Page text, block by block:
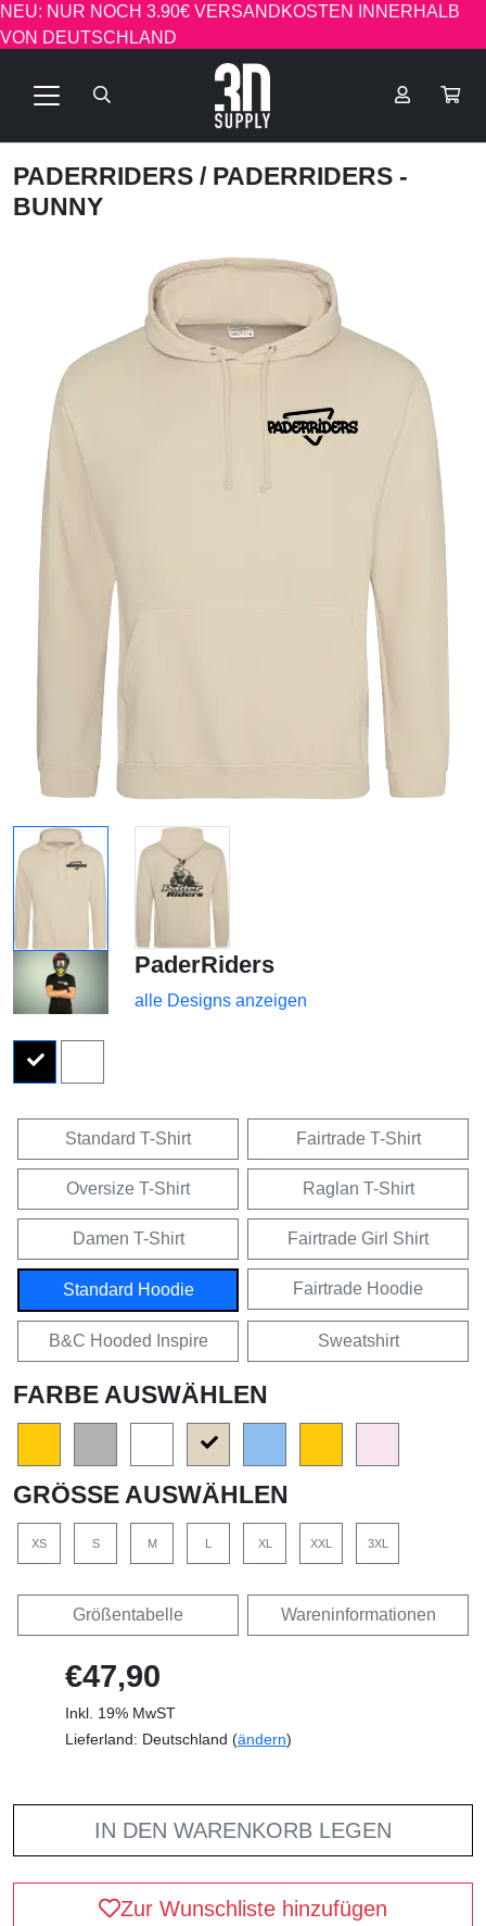
NEU: NUR NOCH 3.90€ VERSANDKOSTEN INNERHALB
VON DEUTSCHLAND
PADERRIDERS / PADERRIDERS -
BUNNY
PaderRiders
alle Designs anzeigen
Standard T-Shirt Fairtrade T-Shirt
Oversize T-Shirt Raglan T-Shirt
Damen T-Shirt Fairtrade Girl Shirt
Standard Hoodie Fairtrade Hoodie
B&C Hooded Inspire Sweatshirt
FARBE AUSWÄHLEN
GRÖSSE AUSWÄHLEN
XS S M XL XXL 3XL
Größentabelle Wareninformationen
€47,90
Inkl. 19% MwST
Lieferland: Deutschland (ändern)
IN DEN WARENKORB LEGEN
Zur Wunschliste hinzufügen